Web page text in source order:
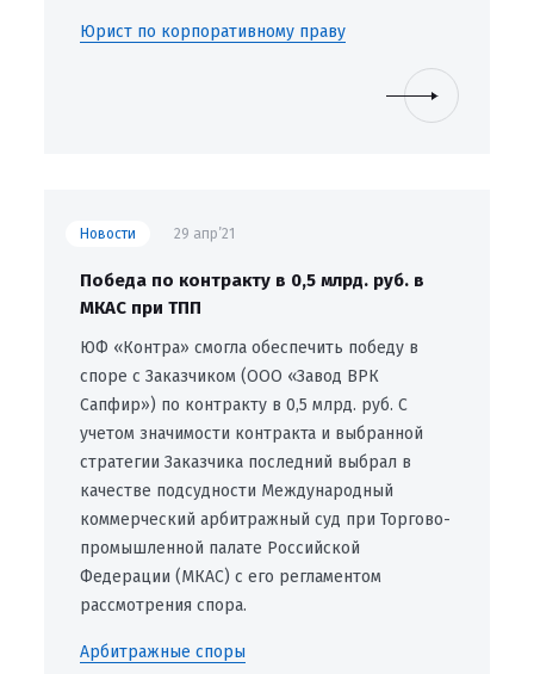
Юрист по корпоративному праву
Новости 29 апр’21
Победа по контракту в 0,5 млрд. руб. в
МКАС при ТПП
ЮФ «Контра» смогла обеспечить победу в
споре с Заказчиком (ООО «Завод ВРК
Сапфир») по контракту в 0,5 млрд. руб. С
учетом значимости контракта и выбранной
стратегии Заказчика последний выбрал в
качестве подсудности Международный
коммерческий арбитражный суд при Торгово-
промышленной палате Российской
Федерации (МКАС) с его регламентом
рассмотрения спора.
Арбитражные споры